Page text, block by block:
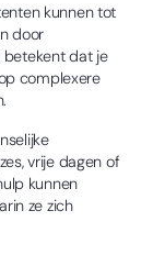
kunnen tot
door
betekent dat je
complexere
vrije dagen of
kunnen
ze zich